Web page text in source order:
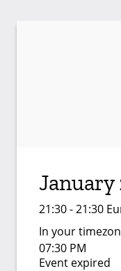
January
21:30 - 21:30
In your
07:30 PM
Event expired